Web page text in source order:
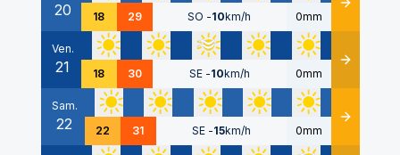
20 18 29 SO -10km/h 0mm Détails
Ven.
21 18 30 SE -10km/h 0mm Détails
Sam.
22 22 31 SE -15km/h 0mm Détails